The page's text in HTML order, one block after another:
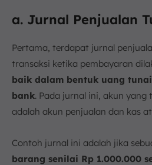
a. Jurnal Penjualan
Pertama, terdapat jurnal
transaksi ketika pembayaran
baik dalam bentuk uang
bank. Pada jurnal ini, akun
adalah akun penjualan dan kas
Contoh jurnal ini adalah jika
barang senilai Rp 1.000.000